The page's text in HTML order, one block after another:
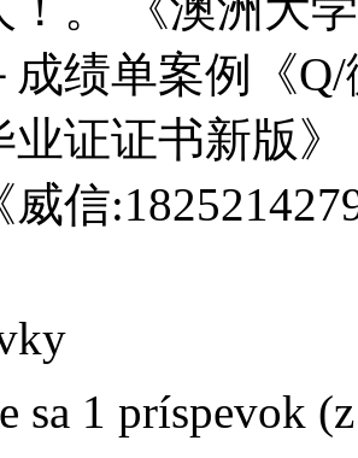
成绩单案例《
业证证书新版
威信
sa 1 príspevok